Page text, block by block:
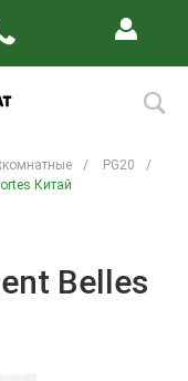
/ PG20
/
Китай
Belles